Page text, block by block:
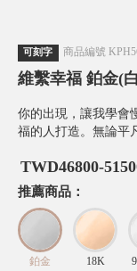
可刻字 商品編號
維繫幸福 鉑金(
你的出現，讓我學會
福的人打造。無論平
TWD46800-
推薦商品：
鉑金 18K